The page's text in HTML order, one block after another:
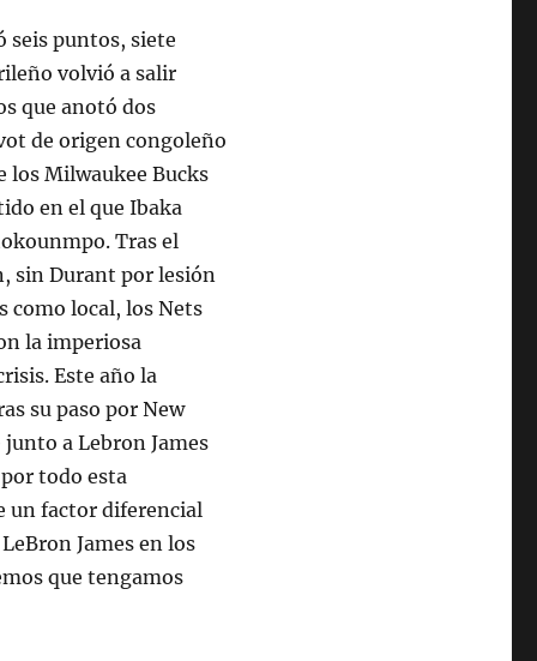
seis puntos, siete
volvió a salir
que anotó dos
de origen congoleño
los Milwaukee Bucks
en el que Ibaka
Tras el
sin Durant por lesión
como local, los Nets
la imperiosa
Este año la
su paso por New
a Lebron James
todo esta
un factor diferencial
James en los
que tengamos